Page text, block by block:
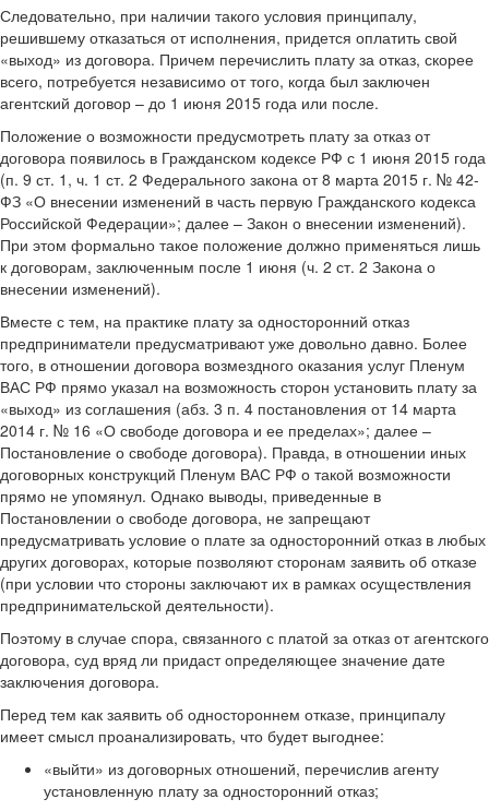
Следовательно, при наличии такого условия принципалу,
решившему отказаться от исполнения, придется оплатить свой
«выход» из договора. Причем перечислить плату за отказ, скорее
всего, потребуется независимо от того, когда был заключен
агентский договор – до 1 июня 2015 года или после.
Положение о возможности предусмотреть плату за отказ от
договора появилось в Гражданском кодексе РФ с 1 июня 2015 года
(п. 9 ст. 1, ч. 1 ст. 2 Федерального закона от 8 марта 2015 г. № 42-
ФЗ «О внесении изменений в часть первую Гражданского кодекса
Российской Федерации»; далее – Закон о внесении изменений).
При этом формально такое положение должно применяться лишь
к договорам, заключенным после 1 июня (ч. 2 ст. 2 Закона о
внесении изменений).
Вместе с тем, на практике плату за односторонний отказ
предприниматели предусматривают уже довольно давно. Более
того, в отношении договора возмездного оказания услуг Пленум
ВАС РФ прямо указал на возможность сторон установить плату за
«выход» из соглашения (абз. 3 п. 4 постановления от 14 марта
2014 г. № 16 «О свободе договора и ее пределах»; далее –
Постановление о свободе договора). Правда, в отношении иных
договорных конструкций Пленум ВАС РФ о такой возможности
прямо не упомянул. Однако выводы, приведенные в
Постановлении о свободе договора, не запрещают
предусматривать условие о плате за односторонний отказ в любых
других договорах, которые позволяют сторонам заявить об отказе
(при условии что стороны заключают их в рамках осуществления
предпринимательской деятельности).
Поэтому в случае спора, связанного с платой за отказ от агентского
договора, суд вряд ли придаст определяющее значение дате
заключения договора.
Перед тем как заявить об одностороннем отказе, принципалу
имеет смысл проанализировать, что будет выгоднее:
«выйти» из договорных отношений, перечислив агенту
установленную плату за односторонний отказ;